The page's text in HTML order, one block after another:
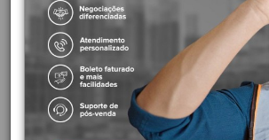
acionamento (3 ou 6 litros), reduzindo o consumo
Fabricada em material resistente, é durável, de
manutenção, com um design branco que se
Destaques:
Economia de água com duplo acionamento.